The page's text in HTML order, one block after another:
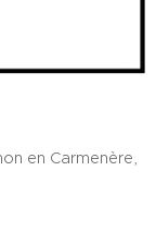
en Carmenère,